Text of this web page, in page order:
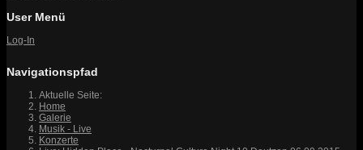
User Menü
Log-In
Navigationspfad
Aktuelle Seite:
Home
Galerie
Musik - Live
Konzerte